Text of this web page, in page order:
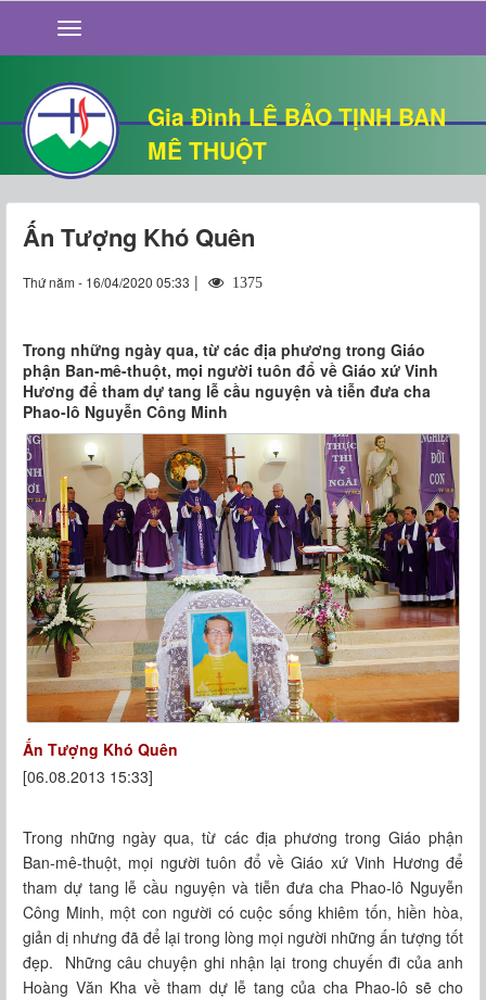
Gia Đình LÊ BẢO TỊNH BAN
MÊ THUỘT
GIỚI THIỆU
TIN TỨC
SỐNG ĐẠO
CHUYỆN NHÀ
QUÁN VĂN
THƯ GIÃN
Ấn Tượng Khó Quên
Thứ năm - 16/04/2020 05:33 | 1375
Trong những ngày qua, từ các địa phương trong Giáo
phận Ban-mê-thuột, mọi người tuôn đổ về Giáo xứ Vinh
Hương để tham dự tang lễ cầu nguyện và tiễn đưa cha
Phao-lô Nguyễn Công Minh
Ấn Tượng Khó Quên
[06.08.2013 15:33]
Trong những ngày qua, từ các địa phương trong Giáo phận
Ban-mê-thuột, mọi người tuôn đổ về Giáo xứ Vinh Hương để
tham dự tang lễ cầu nguyện và tiễn đưa cha Phao-lô Nguyễn
Công Minh, một con người có cuộc sống khiêm tốn, hiền hòa,
giản dị nhưng đã để lại trong lòng mọi người những ấn tượng tốt
đẹp. Những câu chuyện ghi nhận lại trong chuyến đi của anh
Hoàng Văn Kha về tham dự lễ tang của cha Phao-lô sẽ cho